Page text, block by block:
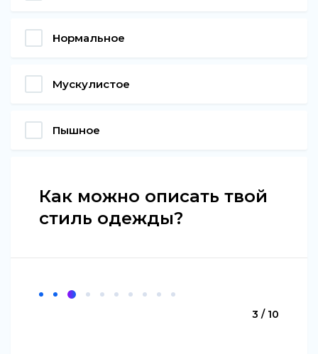
Нормальное
Мускулистое
Пышное
Как можно описать твой
стиль одежды?
3 / 10